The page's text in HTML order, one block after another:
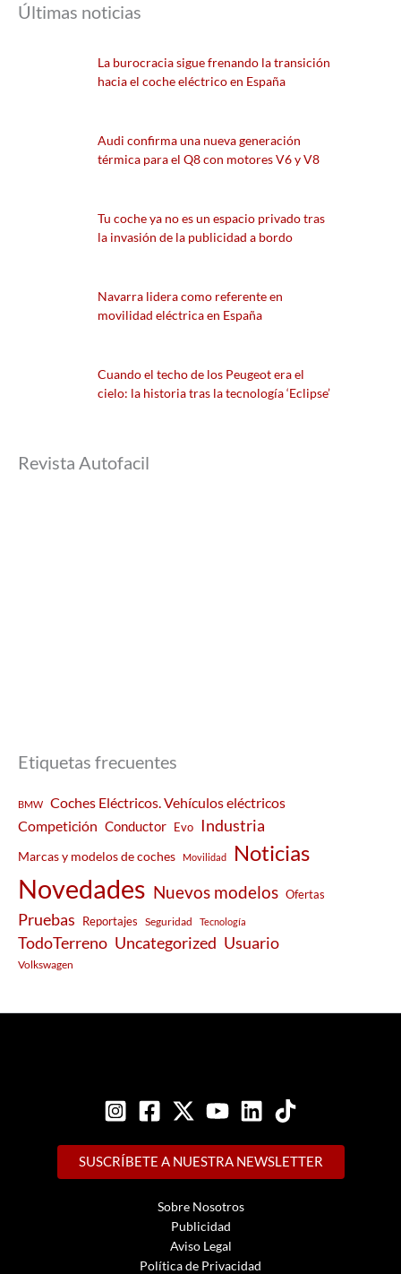
Últimas noticias
La burocracia sigue frenando la transición
hacia el coche eléctrico en España
Audi confirma una nueva generación
térmica para el Q8 con motores V6 y V8
Tu coche ya no es un espacio privado tras
la invasión de la publicidad a bordo
Navarra lidera como referente en
movilidad eléctrica en España
Cuando el techo de los Peugeot era el
cielo: la historia tras la tecnología ‘Eclipse’
Revista Autofacil
Etiquetas frecuentes
BMW
Coches Eléctricos. Vehículos eléctricos
Competición Conductor Evo Industria
Marcas y modelos de coches Movilidad Noticias
Novedades Nuevos modelos Ofertas
Pruebas Reportajes Seguridad Tecnología
TodoTerreno Uncategorized Usuario
Volkswagen
SUSCRÍBETE A NUESTRA NEWSLETTER
Sobre Nosotros
Publicidad
Aviso Legal
Política de Privacidad